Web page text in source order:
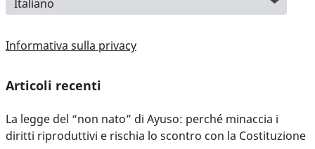
Informativa sulla privacy
Articoli recenti
La legge del “non nato” di Ayuso: perché minaccia i
diritti riproduttivi e rischia lo scontro con la Costituzione